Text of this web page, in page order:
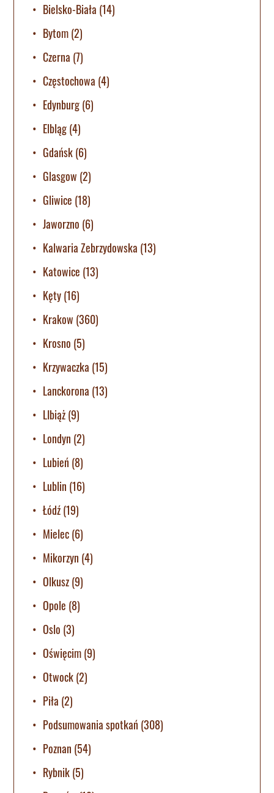
Bielsko-Biała (14)
Bytom(2)
Czerna (7)
Częstochowa (4)
Edynburg(6)
Elbląg(4)
Gdańsk(6)
Glasgow (2)
Gliwice (18)
Jaworzno (6)
Kalwaria Zebrzydowska (13)
Katowice (13)
Kęty(16)
Krakow (360)
Krosno (5)
Krzywaczka (15)
Lanckorona (13)
LIbiąż(9)
Londyn (2)
Lubień (8)
Lublin (16)
Łódź(19)
Mielec(6)
Mikorzyn (4)
Olkusz(9)
Opole (8)
Oslo (3)
Oświęcim(9)
Otwock(2)
Piła (2)
Podsumowania spotkań (308)
Poznan (54)
Rybnik(5)